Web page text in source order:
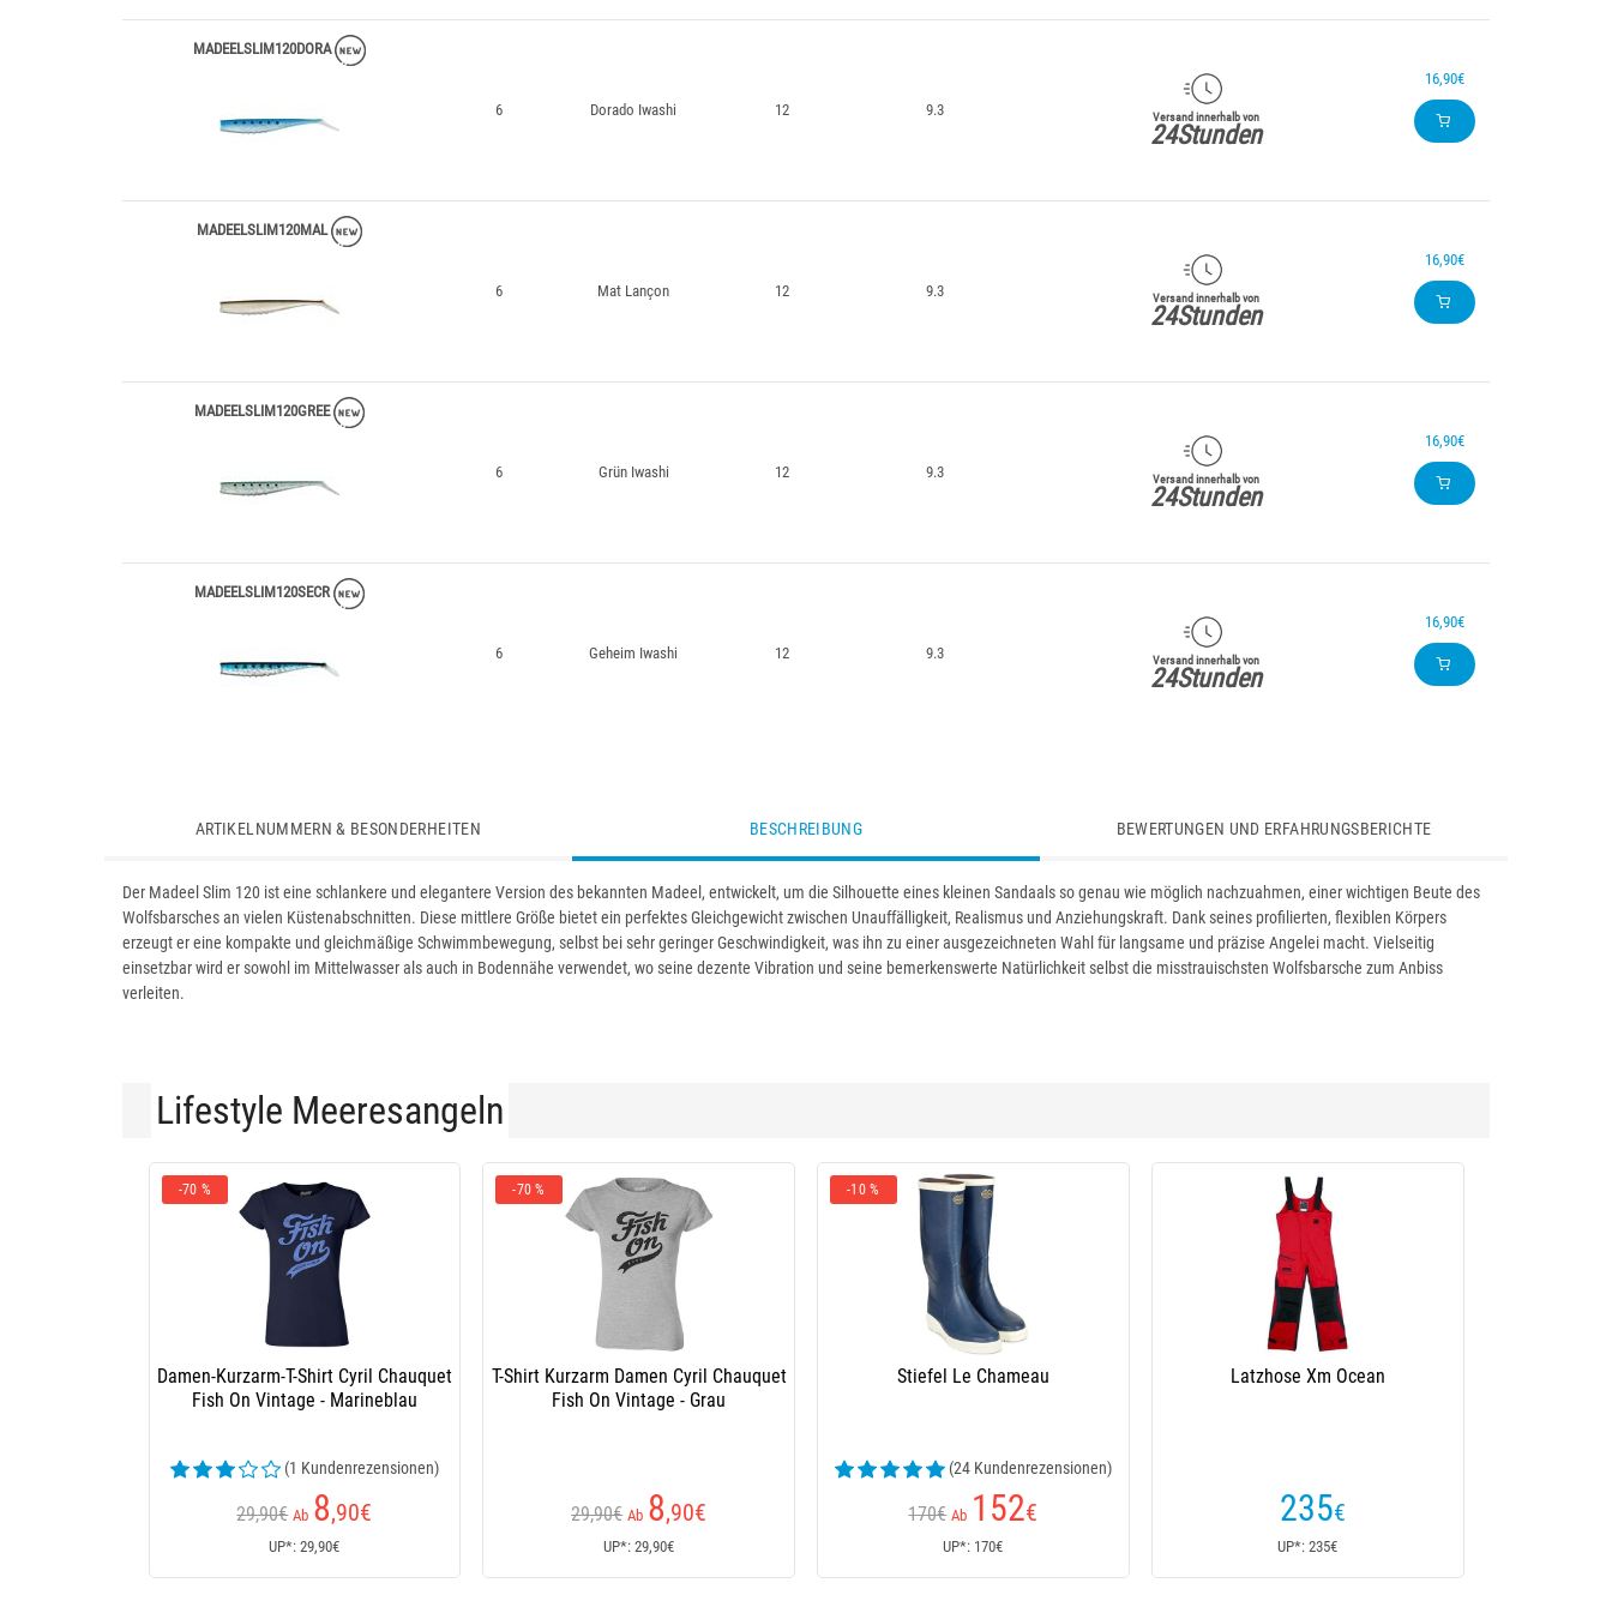
MADEELSLIM120DORA
6 Dorado Iwashi 12 9.3 Versand innerhalb von
24Stunden
16,90€
MADEELSLIM120MAL
6 Mat Lançon 12 9.3 Versand innerhalb von
24Stunden
16,90€
MADEELSLIM120GREE
6 Grün Iwashi 12 9.3 Versand innerhalb von
24Stunden
16,90€
MADEELSLIM120SECR
6 Geheim Iwashi 12 9.3 Versand innerhalb von
24Stunden
16,90€
ARTIKELNUMMERN & BESONDERHEITEN BESCHREIBUNG BEWERTUNGEN UND ERFAHRUNGSBERICHTE
Der Madeel Slim 120 ist eine schlankere und elegantere Version des bekannten Madeel, entwickelt, um die Silhouette eines kleinen Sandaals so genau wie möglich nachzuahmen, einer wichtigen Beute des
Wolfsbarsches an vielen Küstenabschnitten. Diese mittlere Größe bietet ein perfektes Gleichgewicht zwischen Unauffälligkeit, Realismus und Anziehungskraft. Dank seines profilierten, flexiblen Körpers
erzeugt er eine kompakte und gleichmäßige Schwimmbewegung, selbst bei sehr geringer Geschwindigkeit, was ihn zu einer ausgezeichneten Wahl für langsame und präzise Angelei macht. Vielseitig
einsetzbar wird er sowohl im Mittelwasser als auch in Bodennähe verwendet, wo seine dezente Vibration und seine bemerkenswerte Natürlichkeit selbst die misstrauischsten Wolfsbarsche zum Anbiss
verleiten.
Lifestyle Meeresangeln
-70 %
Damen-Kurzarm-T-Shirt Cyril Chauquet
Fish On Vintage - Marineblau
(1 Kundenrezensionen)
29,90€ Ab 8,90€
UP*: 29,90€
-70 %
T-Shirt Kurzarm Damen Cyril Chauquet
Fish On Vintage - Grau
29,90€ Ab 8,90€
UP*: 29,90€
-10 %
Stiefel Le Chameau
(24 Kundenrezensionen)
170€ Ab 152€
UP*: 170€
Latzhose Xm Ocean
235€
UP*: 235€